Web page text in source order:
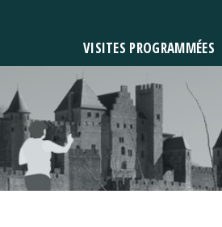
VISITES PROGRAMMÉES